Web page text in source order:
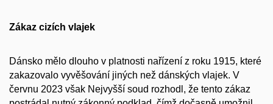
Zákaz cizích vlajek
Dánsko mělo dlouho v platnosti nařízení z roku 1915, které
zakazovalo vyvěšování jiných než dánských vlajek. V
červnu 2023 však Nejvyšší soud rozhodl, že tento zákaz